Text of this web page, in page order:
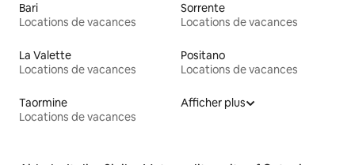
Bari
Locations de vacances
Sorrente
Locations de vacances
La Valette
Locations de vacances
Positano
Locations de vacances
Taormine
Locations de vacances
Afficher plus